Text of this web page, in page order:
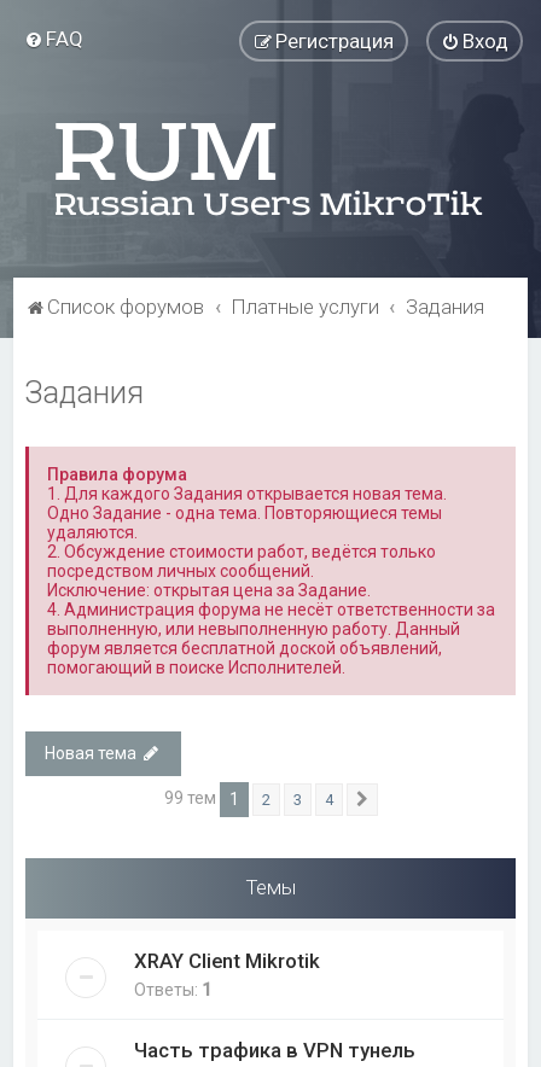
FAQ Вход
Регистрация
Список форумов Платные услуги Задания
Задания
Правила форума
1. Для каждого Задания открывается новая тема.
Одно Задание - одна тема. Повторяющиеся темы
удаляются.
2. Обсуждение стоимости работ, ведётся только
посредством личных сообщений.
Исключение: открытая цена за Задание.
4. Администрация форума не несёт ответственности за
выполненную, или невыполненную работу. Данный
форум является бесплатной доской объявлений,
помогающий в поиске Исполнителей.
Новая тема
99 тем 1 2 3 4
Темы
XRAY Client Mikrotik
Ответы: 1
Часть трафика в VPN тунель